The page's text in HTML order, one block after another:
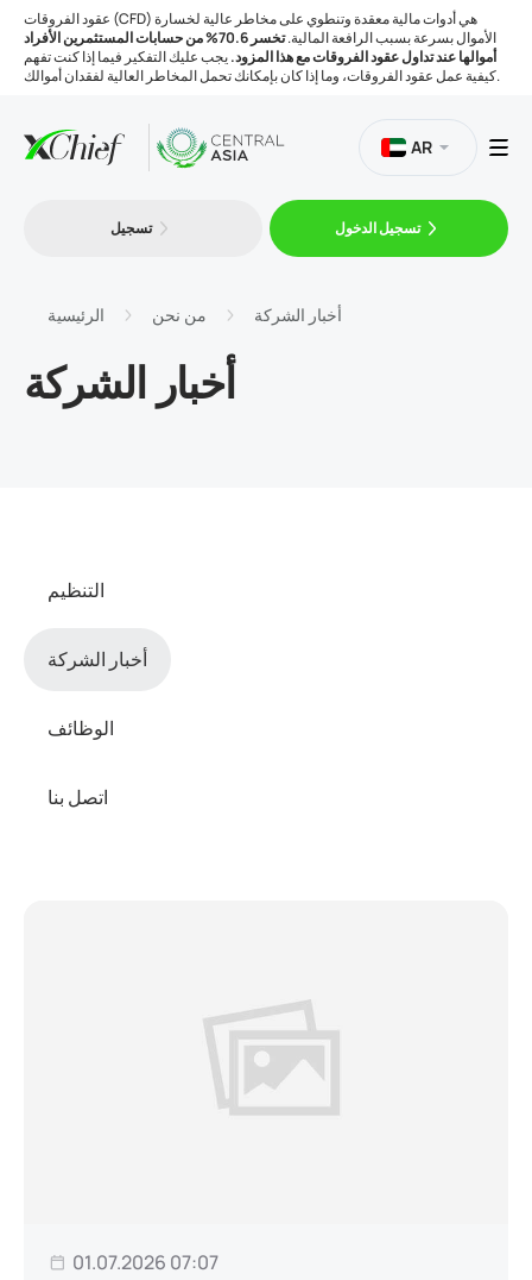
عقود الفروقات (CFD) هي أدوات مالية معقدة وتنطوي على مخاطر عالية لخسارة
الأموال بسرعة بسبب الرافعة المالية.
تخسر 70.6% من حسابات المستثمرين الأفراد
أموالها عند تداول عقود الفروقات مع هذا المزود.يجب عليك التفكير فيما إذا كنت تفهم
كيفية عمل عقود الفروقات، وما إذا كان بإمكانك تحمل المخاطر العالية لفقدان أموالك.
المنصات
الأدوات
AR
تسجيل تسجيل الدخول
الرئيسية من نحن أخبار الشركة
أخبار الشركة
التنظيم
أخبار الشركة
الوظائف
اتصل بنا
01.07.2026 07:07